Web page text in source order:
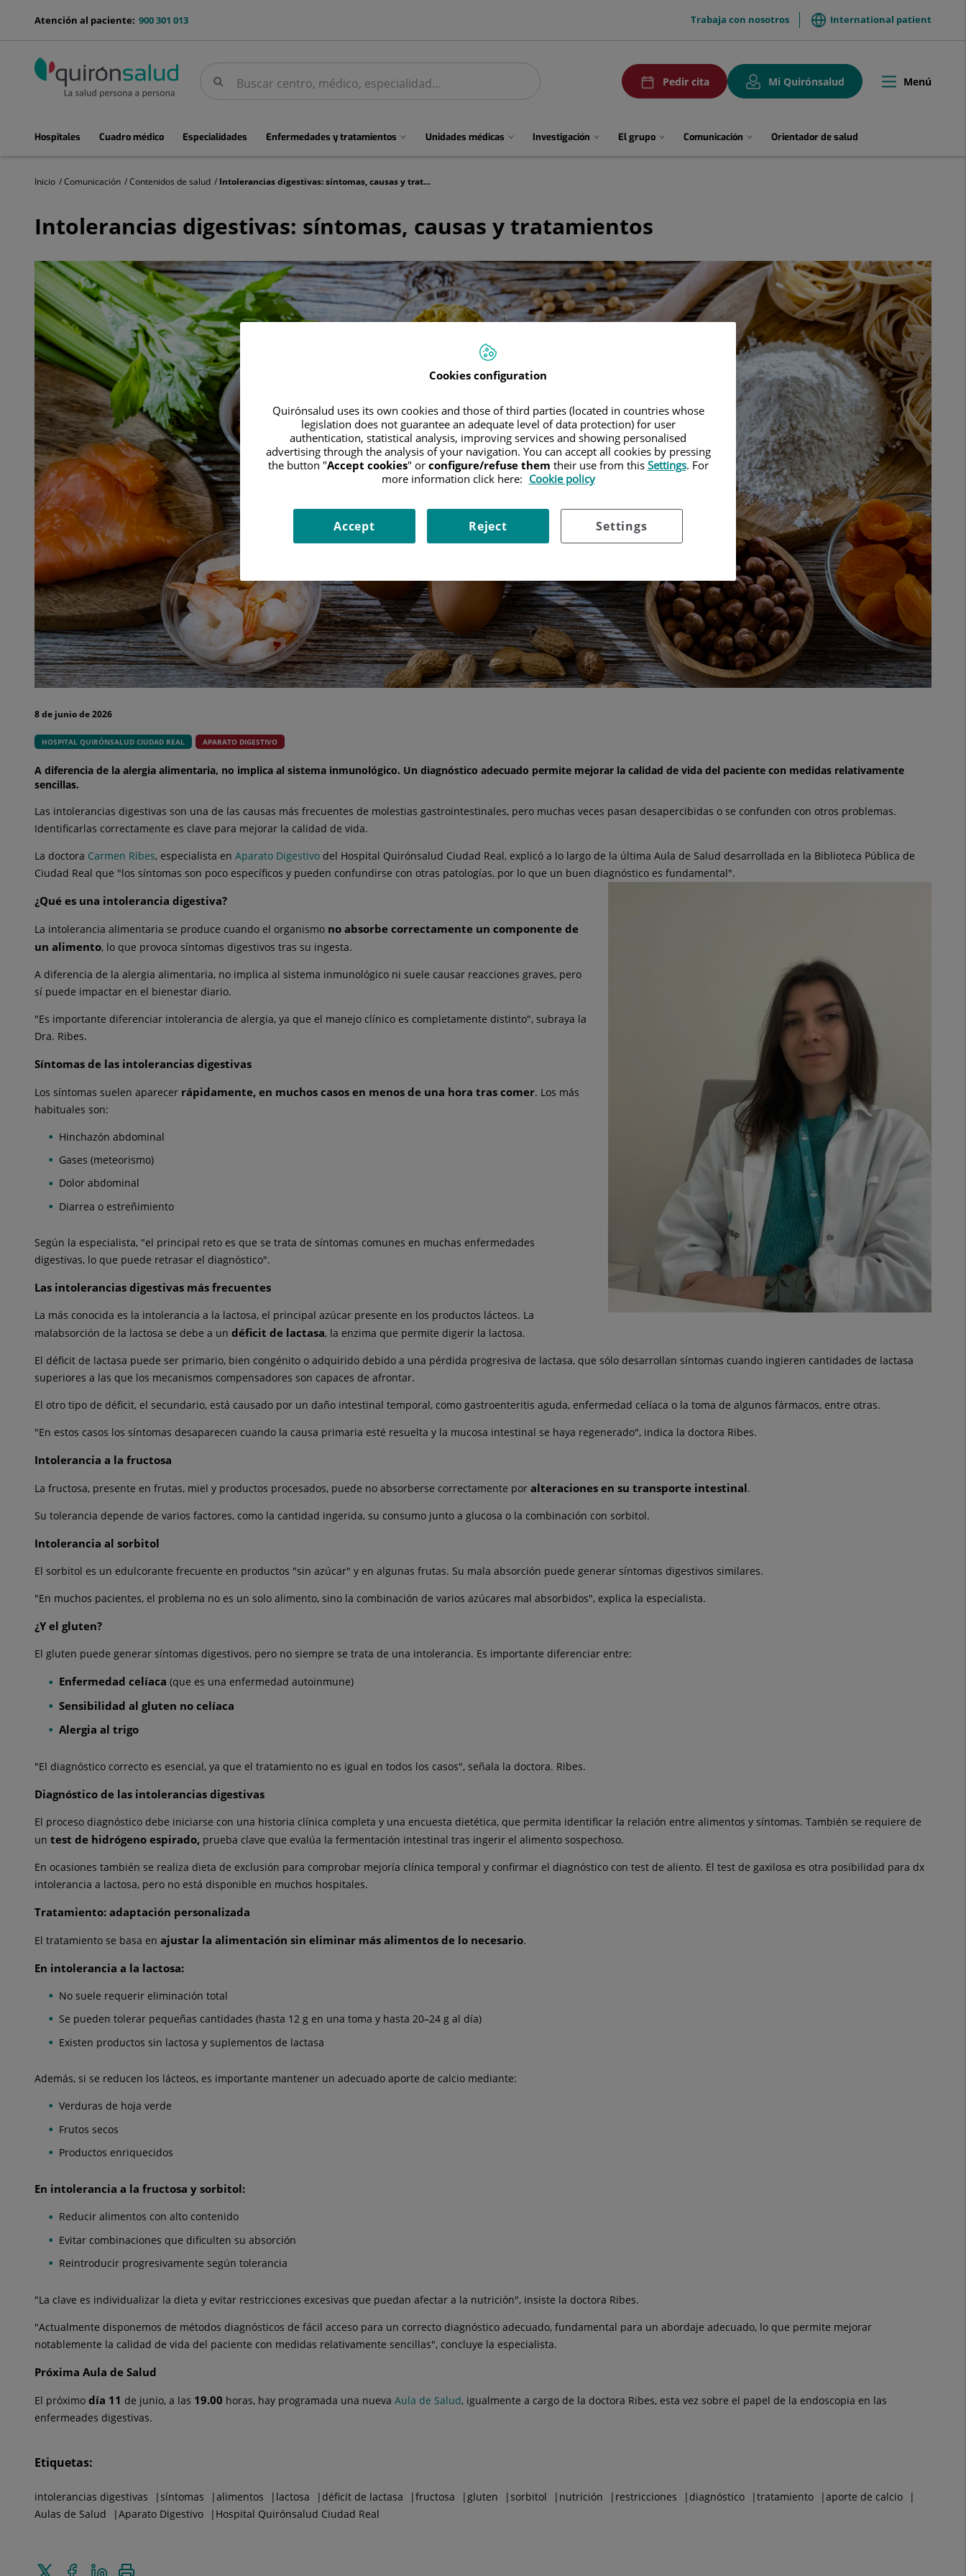
menu-
900 301 013
Atención al paciente: menuTop
Trabaja con nosotros International patient
BuscarBuscar
menuPedirCita
Pedir cita
Mi Quirónsalud
Toggle
Menú
menuPrincipal
Hospitales Cuadro médico Especialidades Enfermedades y tratamientos Unidades médicas Investigación El grupo Comunicación Orientador de salud
Inicio Comunicación Contenidos de salud Intolerancias digestivas: síntomas, causas y tratamientos
síntomas,
tratamientos
Intolerancias digestivas: síntomas, causas y tratamientos
8 de junio de 2026
HOSPITAL QUIRÓNSALUD CIUDAD REAL APARATO DIGESTIVO
A diferencia de la alergia alimentaria, no implica al sistema inmunológico. Un diagnóstico adecuado permite mejorar la calidad de vida del paciente con medidas relativamente
sencillas.
Las intolerancias digestivas son una de las causas más frecuentes de molestias gastrointestinales, pero muchas veces pasan desapercibidas o se confunden con otros problemas.
Identificarlas correctamente es clave para mejorar la calidad de vida.
La doctora Carmen Ribes, especialista en Aparato Digestivo del Hospital Quirónsalud Ciudad Real, explicó a lo largo de la última Aula de Salud desarrollada en la Biblioteca Pública de
Ciudad Real que "los síntomas son poco específicos y pueden confundirse con otras patologías, por lo que un buen diagnóstico es fundamental".
¿Qué es una intolerancia digestiva?
La intolerancia alimentaria se produce cuando el organismo no absorbe correctamente un componente de
un alimento, lo que provoca síntomas digestivos tras su ingesta.
A diferencia de la alergia alimentaria, no implica al sistema inmunológico ni suele causar reacciones graves, pero
sí puede impactar en el bienestar diario.
"Es importante diferenciar intolerancia de alergia, ya que el manejo clínico es completamente distinto", subraya la
Dra. Ribes.
Síntomas de las intolerancias digestivas
Los síntomas suelen aparecer rápidamente, en muchos casos en menos de una hora tras comer. Los más
habituales son:
Hinchazón abdominal
Gases (meteorismo)
Dolor abdominal
Diarrea o estreñimiento
Según la especialista, "el principal reto es que se trata de síntomas comunes en muchas enfermedades
digestivas, lo que puede retrasar el diagnóstico".
Las intolerancias digestivas más frecuentes
La más conocida es la intolerancia a la lactosa, el principal azúcar presente en los productos lácteos. La
malabsorción de la lactosa se debe a un déficit de lactasa, la enzima que permite digerir la lactosa.
El déficit de lactasa puede ser primario, bien congénito o adquirido debido a una pérdida progresiva de lactasa, que sólo desarrollan síntomas cuando ingieren cantidades de lactasa
superiores a las que los mecanismos compensadores son capaces de afrontar.
El otro tipo de déficit, el secundario, está causado por un daño intestinal temporal, como gastroenteritis aguda, enfermedad celíaca o la toma de algunos fármacos, entre otras.
"En estos casos los síntomas desaparecen cuando la causa primaria esté resuelta y la mucosa intestinal se haya regenerado", indica la doctora Ribes.
Intolerancia a la fructosa
La fructosa, presente en frutas, miel y productos procesados, puede no absorberse correctamente por alteraciones en su transporte intestinal.
Su tolerancia depende de varios factores, como la cantidad ingerida, su consumo junto a glucosa o la combinación con sorbitol.
Intolerancia al sorbitol
El sorbitol es un edulcorante frecuente en productos "sin azúcar" y en algunas frutas. Su mala absorción puede generar síntomas digestivos similares.
"En muchos pacientes, el problema no es un solo alimento, sino la combinación de varios azúcares mal absorbidos", explica la especialista.
¿Y el gluten?
El gluten puede generar síntomas digestivos, pero no siempre se trata de una intolerancia. Es importante diferenciar entre:
Enfermedad celíaca (que es una enfermedad autoinmune)
Sensibilidad al gluten no celíaca
Alergia al trigo
"El diagnóstico correcto es esencial, ya que el tratamiento no es igual en todos los casos", señala la doctora. Ribes.
Diagnóstico de las intolerancias digestivas
El proceso diagnóstico debe iniciarse con una historia clínica completa y una encuesta dietética, que permita identificar la relación entre alimentos y síntomas. También se requiere de
un test de hidrógeno espirado, prueba clave que evalúa la fermentación intestinal tras ingerir el alimento sospechoso.
En ocasiones también se realiza dieta de exclusión para comprobar mejoría clínica temporal y confirmar el diagnóstico con test de aliento. El test de gaxilosa es otra posibilidad para dx
intolerancia a lactosa, pero no está disponible en muchos hospitales.
Tratamiento: adaptación personalizada
El tratamiento se basa en ajustar la alimentación sin eliminar más alimentos de lo necesario.
En intolerancia a la lactosa:
No suele requerir eliminación total
Se pueden tolerar pequeñas cantidades (hasta 12 g en una toma y hasta 20–24 g al día)
Existen productos sin lactosa y suplementos de lactasa
Además, si se reducen los lácteos, es importante mantener un adecuado aporte de calcio mediante:
Verduras de hoja verde
Frutos secos
Productos enriquecidos
En intolerancia a la fructosa y sorbitol:
Reducir alimentos con alto contenido
Evitar combinaciones que dificulten su absorción
Reintroducir progresivamente según tolerancia
"La clave es individualizar la dieta y evitar restricciones excesivas que puedan afectar a la nutrición", insiste la doctora Ribes.
"Actualmente disponemos de métodos diagnósticos de fácil acceso para un correcto diagnóstico adecuado, fundamental para un abordaje adecuado, lo que permite mejorar
notablemente la calidad de vida del paciente con medidas relativamente sencillas", concluye la especialista.
Próxima Aula de Salud
El próximo día 11 de junio, a las 19.00 horas, hay programada una nueva Aula de Salud, igualmente a cargo de la doctora Ribes, esta vez sobre el papel de la endoscopia en las
enfermeades digestivas.
Etiquetas:
intolerancias digestivas síntomas alimentos lactosa déficit de lactasa fructosa gluten sorbitol nutrición restricciones diagnóstico tratamiento
aporte de calcio
Aulas de Salud
Aparato Digestivo Hospital Quirónsalud Ciudad Real
Enviar CompartirCompartir
Cookies configuration
Quirónsalud uses its own cookies and those of third parties (located in countries whose
legislation does not guarantee an adequate level of data protection) for user
authentication, statistical analysis, improving services and showing personalised
advertising through the analysis of your navigation. You can accept all cookies by pressing
the button "Accept cookies" or configure/refuse them their use from this Settings. For
more information click here: Cookie policy
Settings
Reject
Accept